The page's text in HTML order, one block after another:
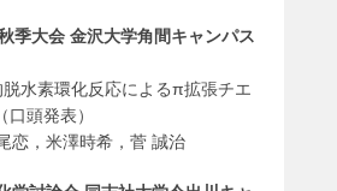
季大会 金沢大学角間キャンパス
水素環化反応によるπ拡張チエ
口頭発表）
恋，米澤時希，菅 誠治